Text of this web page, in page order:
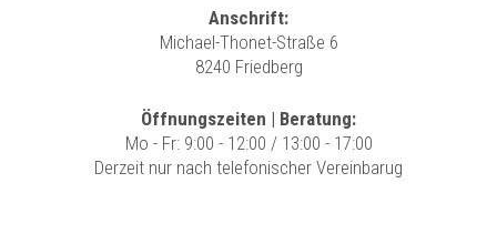
Anschrift:
Michael-Thonet-Straße 6
8240 Friedberg
Öffnungszeiten | Beratung:
Mo - Fr: 9:00 - 12:00 / 13:00 - 17:00
Derzeit nur nach telefonischer Vereinbarug